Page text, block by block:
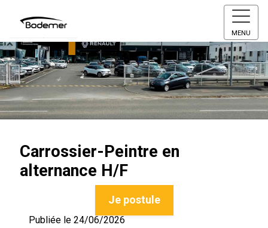
MENU
Carrossier-Peintre en
alternance H/F
Je postule
Publiée le 24/06/2026